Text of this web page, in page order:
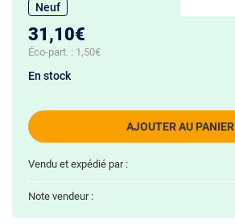
Neuf
31,10€
Éco-part. : 1,50€
AJOUTER AU PANIER
En stock
Vendu et expédié par :
Note vendeur :